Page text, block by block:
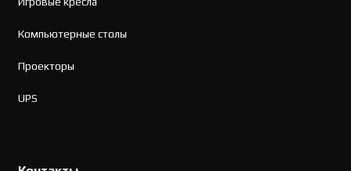
Компьютерные столы
Проекторы
UPS